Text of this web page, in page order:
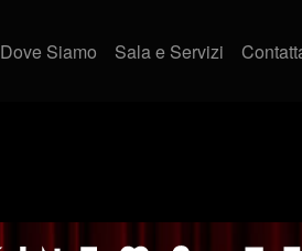
Dove Siamo Sala e Servizi